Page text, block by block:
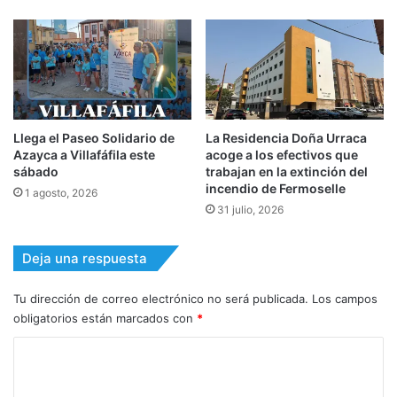
Llega el Paseo Solidario de
Azayca a Villafáfila este
sábado
1 agosto, 2026
La Residencia Doña Urraca
acoge a los efectivos que
trabajan en la extinción del
incendio de Fermoselle
31 julio, 2026
Deja una respuesta
Tu dirección de correo electrónico no será publicada. Los campos
obligatorios están marcados con *